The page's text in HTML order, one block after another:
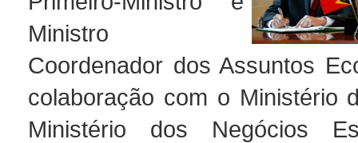
Ministro
Coordenador dos Assuntos
colaboração com o Ministério
Ministério dos Negócios